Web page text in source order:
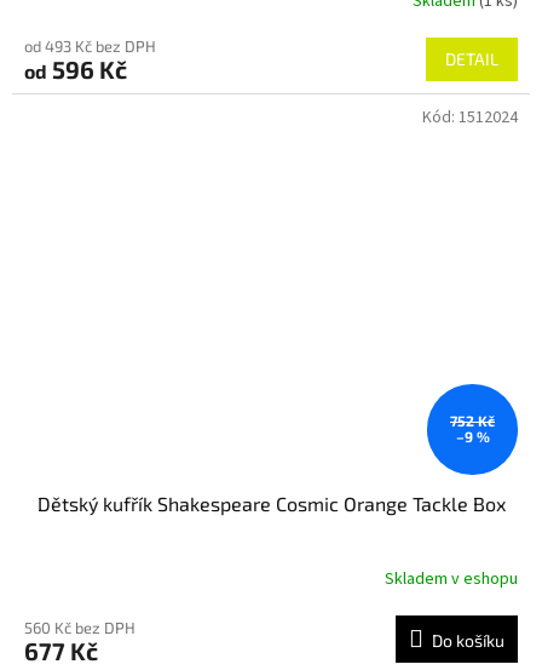
od 493 Kč bez DPH
od 596 Kč DETAIL
752 Kč
–9 %
Dětský kufřík Shakespeare Cosmic Orange Tackle Box
Skladem v eshopu
560 Kč bez DPH
677 Kč Do košíku
Kód: 1512024